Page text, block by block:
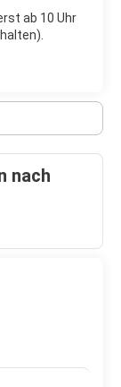
ab 10 Uhr
nach